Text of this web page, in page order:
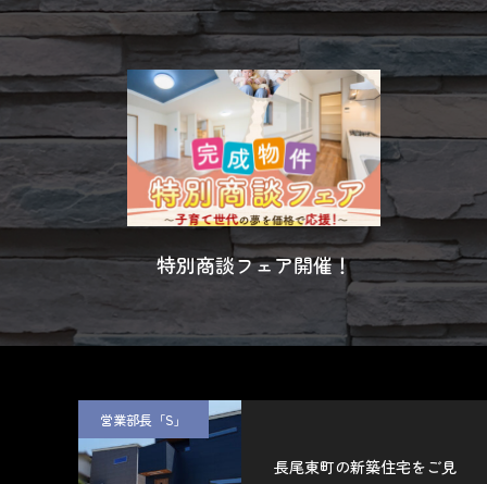
特別商談フェア開催！
営業部長「S」
長尾東町の新築住宅をご見